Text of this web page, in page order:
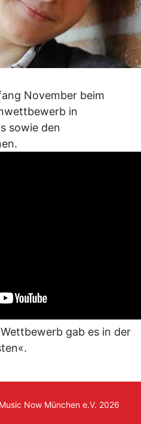
November beim
in
sowie den
gab es in der
Now München e.V. 2026